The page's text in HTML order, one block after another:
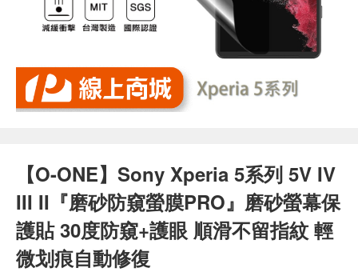
【O-ONE】Sony Xperia 5系列 5V IV
III II『磨砂防窺螢膜PRO』磨砂螢幕保
護貼 30度防窺+護眼 順滑不留指紋 輕
微划痕自動修復